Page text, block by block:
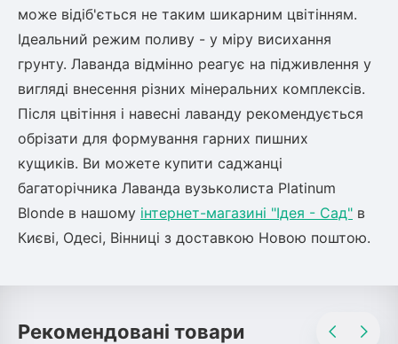
може відіб'ється не таким шикарним цвітінням.
Ідеальний режим поливу - у міру висихання
грунту. Лаванда відмінно реагує на підживлення у
вигляді внесення різних мінеральних комплексів.
Після цвітіння і навесні лаванду рекомендується
обрізати для формування гарних пишних
кущиків. Ви можете купити саджанці
багаторічника Лаванда вузьколиста Platinum
Blonde в нашому інтернет-магазині "Ідея - Сад" в
Києві, Одесі, Вінниці з доставкою Новою поштою.
Рекомендовані товари